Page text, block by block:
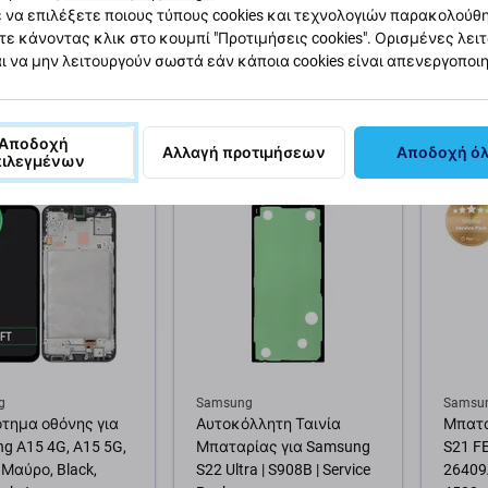
A51, A515F,
10+ τεμ
στο καλάθι
Samsung A16 5G | Blue
Black | Aftermarket
Προσθήκη στο καλάθι
S23
ΣΕ
οθόνης για
A15 4G, A15 5G,
Black,
Samsung
Αυτοκόλλητη Ταινία
Μπαταρίας για Samsung
S22 Ultra | S908B | Service
S21
να επιλέξετε ποιους τύπους cookies και τεχνολογιών
κάνοντας κλικ στο κουμπί "Προτιμήσεις cookies". Ορισμένες
να μην λειτουργούν σωστά εάν κάποια cookies είναι
Αλλαγή προτιμήσεων Αποδοχή